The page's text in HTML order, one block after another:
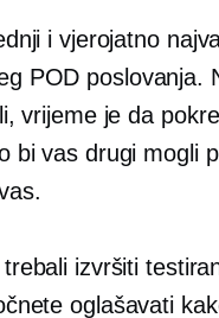
i vjerojatno
POD poslovanja.
vrijeme je da
bi vas drugi mogli
izvršiti
oglašavati